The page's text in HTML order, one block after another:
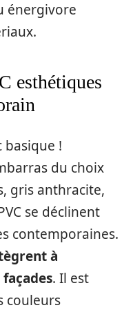
énergivore
esthétiques
basique !
du choix
gris anthracite,
se déclinent
contemporaines.
à
. Il est
couleurs